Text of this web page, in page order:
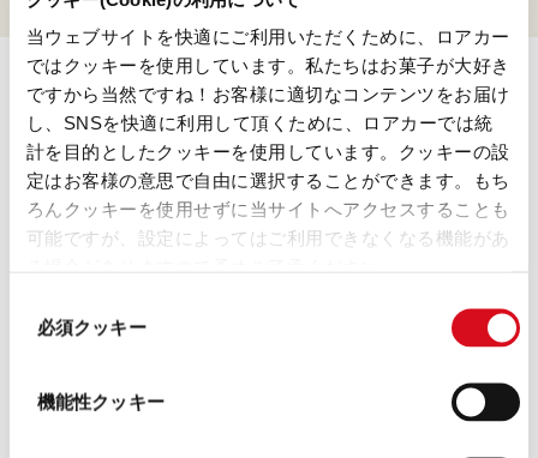
当ウェブサイトを快適にご利用いただくために、ロアカー
ではクッキーを使用しています。私たちはお菓子が大好き
ですから当然ですね！お客様に適切なコンテンツをお届け
し、SNSを快適に利用して頂くために、ロアカーでは統
計を目的としたクッキーを使用しています。クッキーの設
定はお客様の意思で自由に選択することができます。もち
ろんクッキーを使用せずに当サイトへアクセスすることも
可能ですが、設定によってはご利用できなくなる機能があ
必須クッキー
機能性クッキー
目的意識を持って働く
リーダーであることは、単なる役割ではありません。
ビジョンを持ち、前向きな姿勢で臨み、常に成長し続
けることです。これらは、私たちのリーダーシップ・
プログラムの柱となっています。このプログラムで
は、将来の課題に立ち向かい、企業の成長に貢献する
社員の成長とキャリア開発を支援することは、ロアカ
アカデミー（社内トレーニングプラットフォーム）を